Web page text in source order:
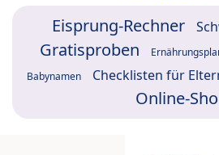
Eisprung-Rechner
Gratisproben
Babynamen Checklisten für
Online-